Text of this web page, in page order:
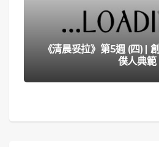
《清晨妥拉》第5週 (四) |
僕人典範